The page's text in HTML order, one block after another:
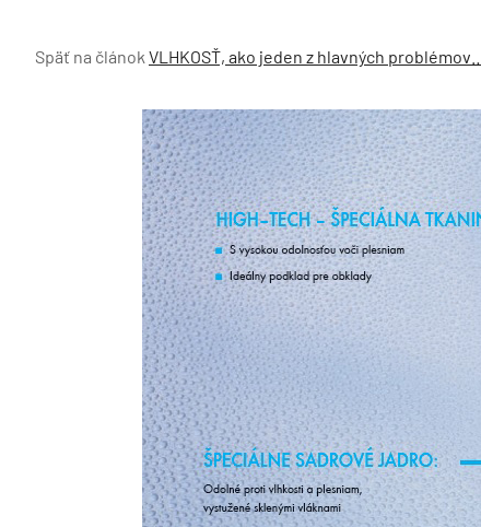
Späť na článok VLHKOSŤ, ako jeden z hlavných problémov….